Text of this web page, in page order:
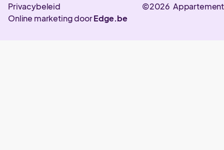
©2026
Privacybeleid
Online marketing doorEdge.be